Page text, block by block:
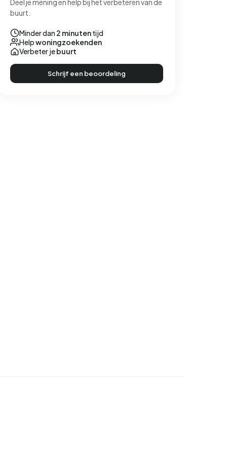
Deel je mening en help bij het verbeteren van de
buurt.
Minder dan 2 minutentijd
Helpwoningzoekenden
Verbeter jebuurt
Schrijf een beoordeling